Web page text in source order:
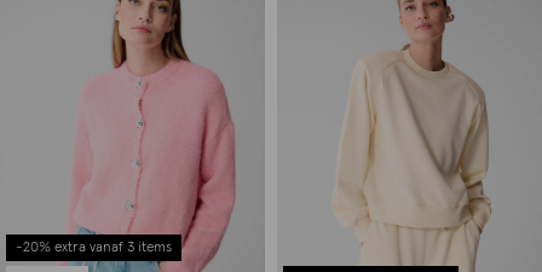
-20% extra vanaf 3 items